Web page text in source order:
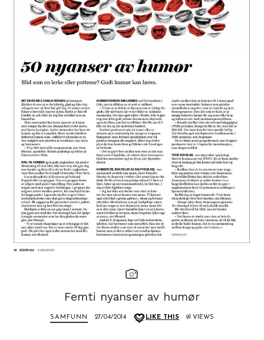
Femti nyanser av humør
SAMFUNN 27/04/2014 LIKE THIS 91 VIEWS